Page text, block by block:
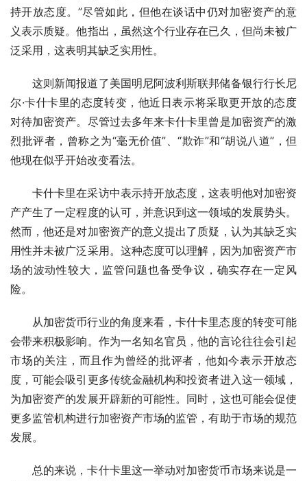
持开放态度。”尽管如此，但他在谈话中仍对加密资产的意
义表示质疑。他指出，虽然这个行业存在已久，但尚未被广
泛采用，这表明其缺乏实用性。
这则新闻报道了美国明尼阿波利斯联邦储备银行行长尼
尔·卡什卡里的态度转变，他近日表示将采取更开放的态度
对待加密资产。尽管过去多年来卡什卡里曾是加密资产的激
烈批评者，曾称之为“毫无价值”、“欺诈”和“胡说八道”，但
他现在似乎开始改变看法。
卡什卡里在采访中表示持开放态度，这表明他对加密资
产产生了一定程度的认可，并意识到这一领域的发展势头。
然而，他还是对加密资产的意义提出了质疑，认为其缺乏实
用性并未被广泛采用。这种态度可以理解，因为加密资产市
场的波动性较大，监管问题也备受争议，确实存在一定风
险。
从加密货币行业的角度来看，卡什卡里态度的转变可能
会带来积极影响。作为一名知名官员，他的言论往往会引起
市场的关注，而且作为曾经的批评者，他如今表示开放态
度，可能会吸引更多传统金融机构和投资者进入这一领域，
为加密资产的发展开辟新的可能性。同时，这也可能会促使
更多监管机构进行加密资产市场的监管，有助于市场的规范
发展。
总的来说，卡什卡里这一举动对加密货币市场来说是一